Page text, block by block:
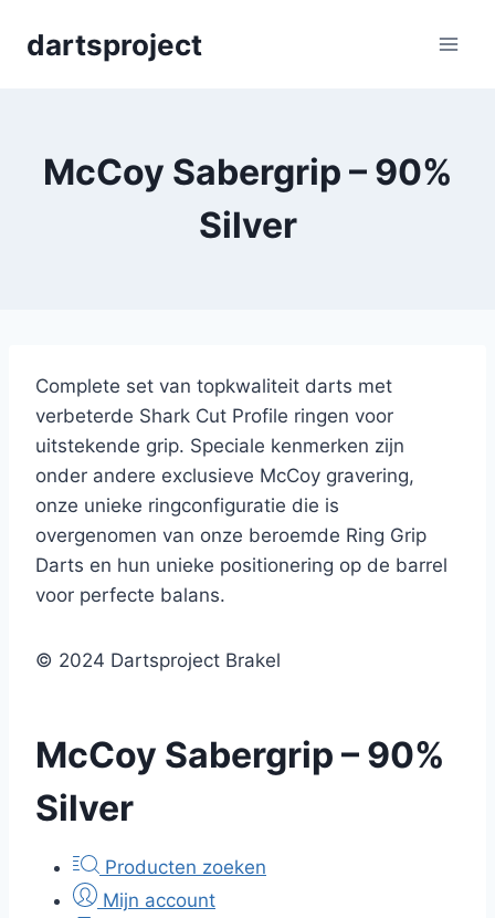
dartsproject
McCoy Sabergrip – 90%
Silver
Complete set van topkwaliteit darts met
verbeterde Shark Cut Profile ringen voor
uitstekende grip. Speciale kenmerken zijn
onder andere exclusieve McCoy gravering,
onze unieke ringconfiguratie die is
overgenomen van onze beroemde Ring Grip
Darts en hun unieke positionering op de barrel
voor perfecte balans.
© 2024 Dartsproject Brakel
McCoy Sabergrip – 90%
Silver
Producten zoeken
Mijn account